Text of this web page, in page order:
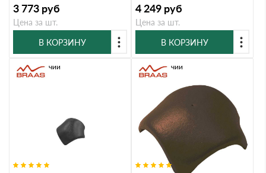
3 773 руб
Цена за шт.
В КОРЗИНУ
4 249 руб
Цена за шт.
В КОРЗИНУ
В наличии В наличии